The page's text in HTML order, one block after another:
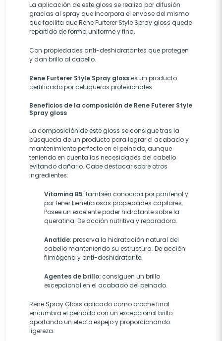
La aplicación de este gloss se realiza por difusión
gracias al spray que incorpora el envase del mismo
que facilita que Rene Furterer Style Spray gloss quede
repartido de forma uniforme y fina.
Con propiedades anti-deshidratantes que protegen
y dan brillo al cabello.
Rene Furterer Style Spray glosses un producto
certificado por peluqueros profesionales.
Beneficios de la composición de Rene Futerer Style
Spray gloss
La composición de este gloss se consigue tras la
búsqueda de un producto para lograr el acabado y
mantenimiento perfecto en el peinado, aunque
teniendo en cuenta las necesidades del cabello
evitando dañarlo. Cabe destacar sobre otros
ingredientes:
Vitamina B5: también conocida por pantenol y
por tener beneficiosas propiedades capilares.
Posee un excelente poder hidratante sobre la
queratina. De acción nutritiva y reparadora.
Anatide: preserva la hidratación natural del
cabello manteniendo su estructura. De acción
filmógena y anti-deshidratante.
Agentes de brillo: consiguen un brillo
excepcional en el acabado del peinado.
Rene Spray Gloss aplicado como broche final
encumbra el peinado con un excepcional brillo
aportando un efecto espejo y proporcionando
ligereza.